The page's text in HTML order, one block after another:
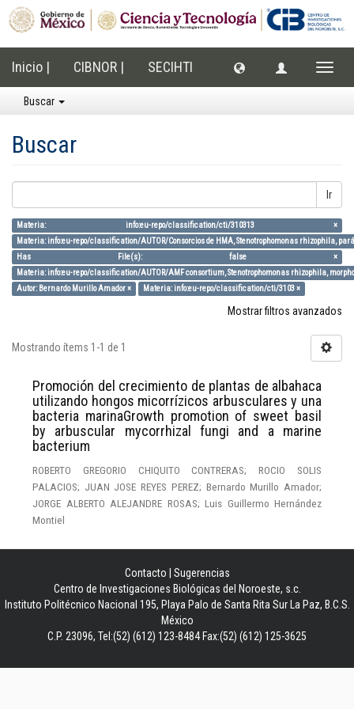
Inicio | CIBNOR | SECIHTI
Buscar
Buscar
Ir
Materia: info:eu-repo/classification/cti/310313 ×
Materia: info:eu-repo/classification/AUTOR/Consorcios de HMA, Stenotrophomonas rhizophila,
Has File(s): false ×
Materia: info:eu-repo/classification/AUTOR/AMF consortium, Stenotrophomonas rhizophila,
Autor: Bernardo Murillo Amador ×
Materia: info:eu-repo/classification/cti/3103 ×
Mostrar filtros avanzados
Mostrando ítems 1-1 de 1
Promoción del crecimiento de plantas de albahaca
utilizando hongos micorrízicos arbusculares y una
bacteria marinaGrowth promotion of sweet basil
by arbuscular mycorrhizal fungi and a marine
bacterium
ROBERTO GREGORIO CHIQUITO CONTRERAS; ROCIO SOLIS
PALACIOS; JUAN JOSE REYES PEREZ; Bernardo Murillo Amador;
JORGE ALBERTO ALEJANDRE ROSAS; Luis Guillermo Hernández
Montiel
Contacto
Sugerencias
Centro de Investigaciones Biológicas del Noroeste, s.c.
Instituto Politécnico Nacional 195, Playa Palo de Santa Rita Sur La Paz, B.C.S.
México
C.P. 23096, Tel:(52) (612) 123-8484 Fax:(52) (612) 125-3625